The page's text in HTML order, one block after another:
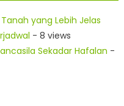
yang Lebih Jelas
- 8 views
Sekadar Hafalan -